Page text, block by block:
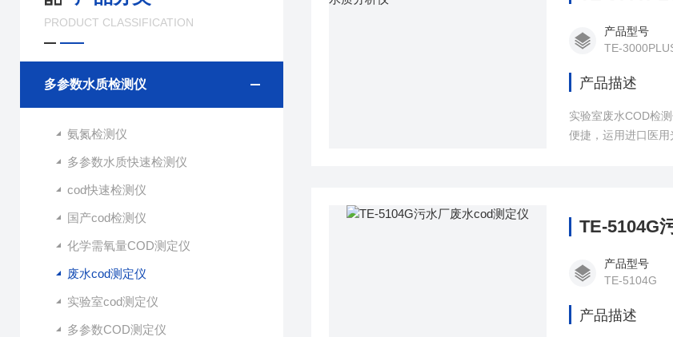
PRODUCT CLASSIFICATION
多参数水质检测仪
氨氮检测仪
多参数水质快速检测仪
cod快速检测仪
国产cod检测仪
化学需氧量COD测定仪
废水cod测定仪
实验室cod测定仪
多参数COD测定仪
产品型号
TE-
产品描述
实验室废水COD检
便捷，运用进口医
TE-5104G
产品型号
TE-5104G
产品描述